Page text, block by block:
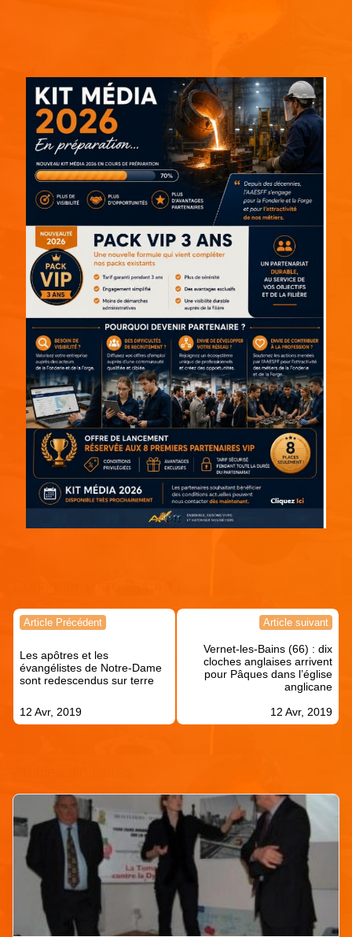
Navigation
l’article
Article Précédent
Les apôtres et les
évangélistes de Notre-Dame
sont redescendus sur terre
12 Avr, 2019
Article suivant
Vernet-les-Bains (66) : dix
cloches anglaises arrivent
pour Pâques dans l’église
anglicane
12 Avr, 2019